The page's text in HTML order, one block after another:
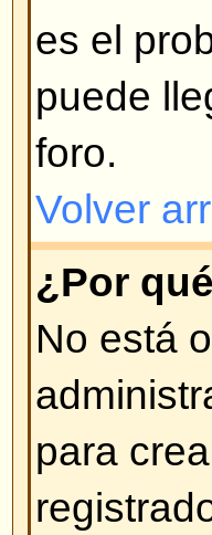
opción al
hacer esto
compartido,
etc.
¿Cómo
en las
En su perfil
estado de
ser visto
contará
Volver arriba